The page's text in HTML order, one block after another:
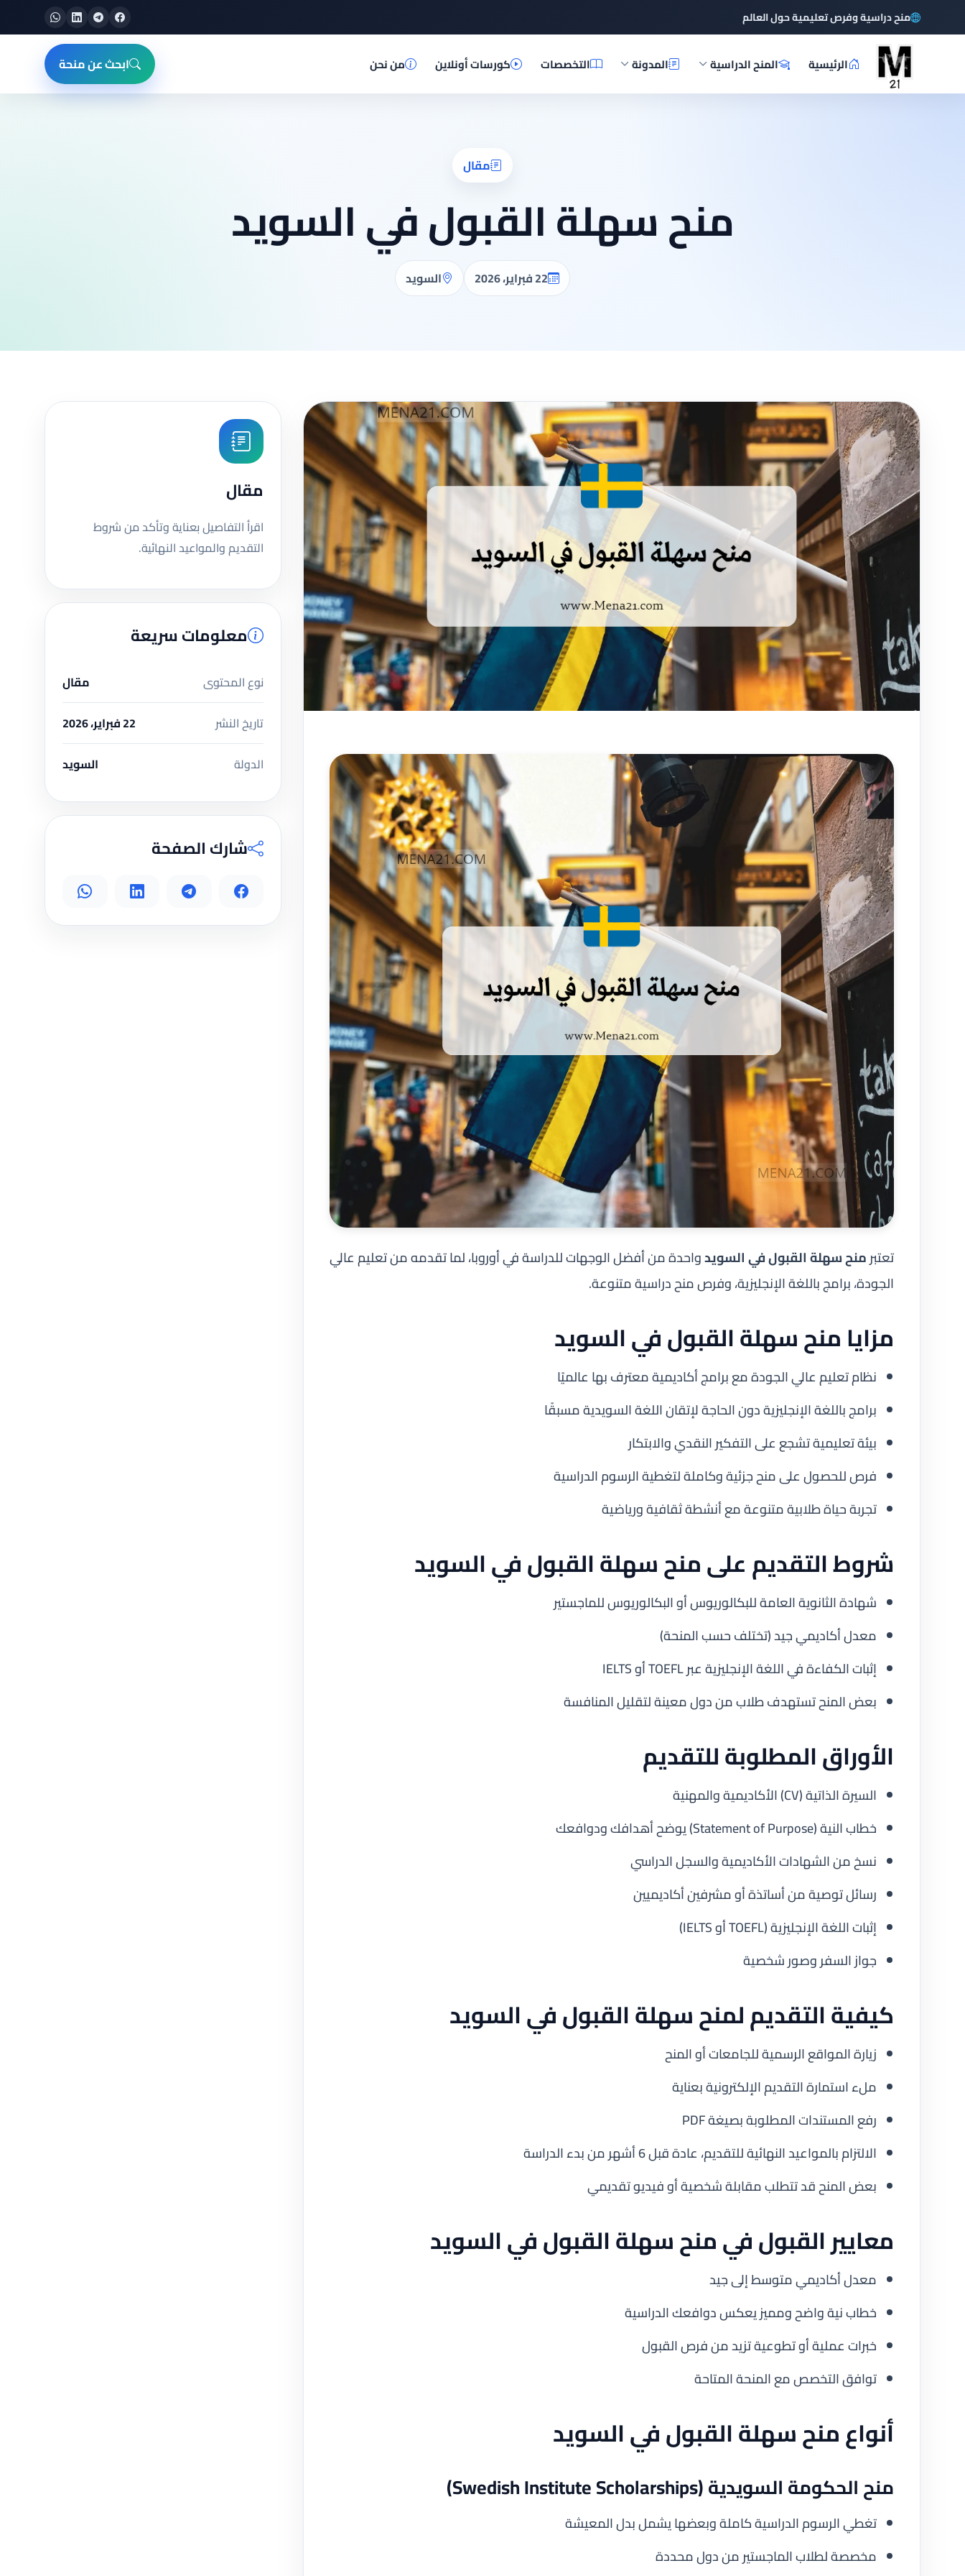
منح دراسية وفرص تعليمية حول العالم
الرئيسية المنح الدراسية المدونة التخصصات كورسات أونلاين من نحن ابحث عن منحة
مقال
منح سهلة القبول في السويد
22 فبراير، 2026 السويد
تعتبرمنح سهلة القبول في السويدواحدة من أفضل الوجهات للدراسة في أوروبا، لما تقدمه من تعليم عالي
الجودة، برامج باللغة الإنجليزية، وفرص منح دراسية متنوعة.
مزايامنح سهلة القبول في السويد
نظام تعليم عالي الجودة مع برامج أكاديمية معترف بها عالميًا
برامج باللغة الإنجليزية دون الحاجة لإتقان اللغة السويدية مسبقًا
بيئة تعليمية تشجع على التفكير النقدي والابتكار
فرص للحصول على منح جزئية وكاملة لتغطية الرسوم الدراسية
تجربة حياة طلابية متنوعة مع أنشطة ثقافية ورياضية
شروط التقديم علىمنح سهلة القبول في السويد
شهادة الثانوية العامة للبكالوريوس أو البكالوريوس للماجستير
معدل أكاديمي جيد (تختلف حسب المنحة)
إثبات الكفاءة في اللغة الإنجليزية عبر TOEFL أو IELTS
بعض المنح تستهدف طلاب من دول معينة لتقليل المنافسة
الأوراق المطلوبة للتقديم
السيرة الذاتية (CV) الأكاديمية والمهنية
خطاب النية (Statement of Purpose) يوضح أهدافك ودوافعك
نسخ من الشهادات الأكاديمية والسجل الدراسي
رسائل توصية من أساتذة أو مشرفين أكاديميين
إثبات اللغة الإنجليزية (TOEFL أو IELTS)
جواز السفر وصور شخصية
كيفية التقديم لمنح سهلة القبول في السويد
زيارة المواقع الرسمية للجامعات أو المنح
ملء استمارة التقديم الإلكترونية بعناية
رفع المستندات المطلوبة بصيغة PDF
الالتزام بالمواعيد النهائية للتقديم، عادة قبل 6 أشهر من بدء الدراسة
بعض المنح قد تتطلب مقابلة شخصية أو فيديو تقديمي
معايير القبول في منح سهلة القبول في السويد
معدل أكاديمي متوسط إلى جيد
خطاب نية واضح ومميز يعكس دوافعك الدراسية
خبرات عملية أو تطوعية تزيد من فرص القبول
توافق التخصص مع المنحة المتاحة
أنواع منح سهلة القبول في السويد
منح الحكومة السويدية (Swedish Institute Scholarships)
تغطي الرسوم الدراسية كاملة وبعضها يشمل بدل المعيشة
مخصصة لطلاب الماجستير من دول محددة
مقال
اقرأ التفاصيل بعناية وتأكد من شروط
التقديم والمواعيد النهائية.
معلومات سريعة
نوع المحتوى
مقال
تاريخ النشر
22 فبراير، 2026
الدولة
السويد
شارك الصفحة